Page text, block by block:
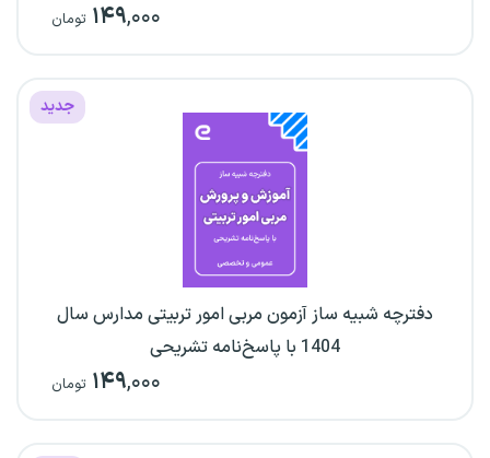
۱۴۹,۰۰۰ تومان
جدید
دفترچه شبیه ساز آزمون مربی امور تربیتی مدارس سال
1404 با پاسخ‌نامه تشریحی
۱۴۹,۰۰۰ تومان